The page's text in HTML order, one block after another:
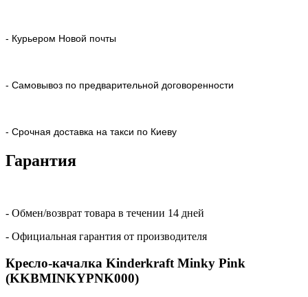
- Курьером Новой почты
- Самовывоз по предварительной договоренности
- Срочная доставка на такси по Киеву
Гарантия
- Обмен/возврат товара в течении 14 дней
- Официальная гарантия от производителя
Кресло-качалка Kinderkraft Minky Pink
(KKBMINKYPNK000)